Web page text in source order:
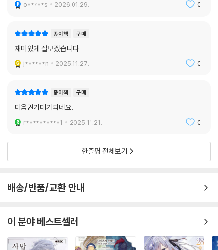
o*****s 2026.01.29. 0
종이책 구매
재미있게 잘보겠습니다
j******n 2025.11.27. 0
종이책 구매
다음권기대가되네요.
r**********1 2025.11.21. 0
한줄평 전체보기
배송/반품/교환 안내
이 분야 베스트셀러